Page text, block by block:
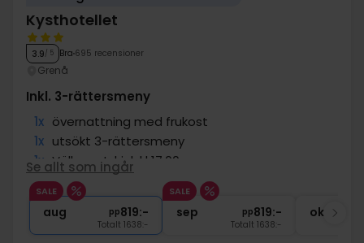
Kysthotellet
3.9/ 5 Bra 695 recensioner
Grenå
Inkl. 3-rättersmeny
1x övernattning med frukost
1x utsökt 3-rättersmeny
1x Välkomstdrink kl 17:00
∞ Gratis kaffe/te under vistelsen
∞ Gratis internet och parkering
Se allt som ingår
SALE
aug pp819:-
Totalt 1638:-
SALE
sep pp819:-
Totalt 1638:-
okt